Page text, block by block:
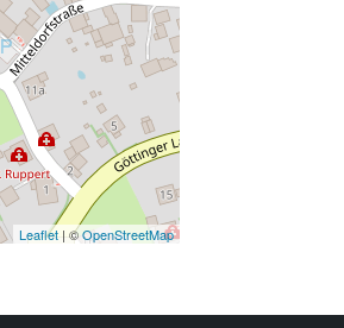
Leaflet| ©OpenStreetMap